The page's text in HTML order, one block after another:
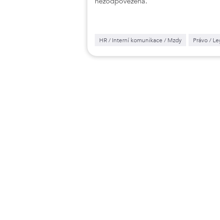
HR / Interní komunikace / Mzdy Právo /